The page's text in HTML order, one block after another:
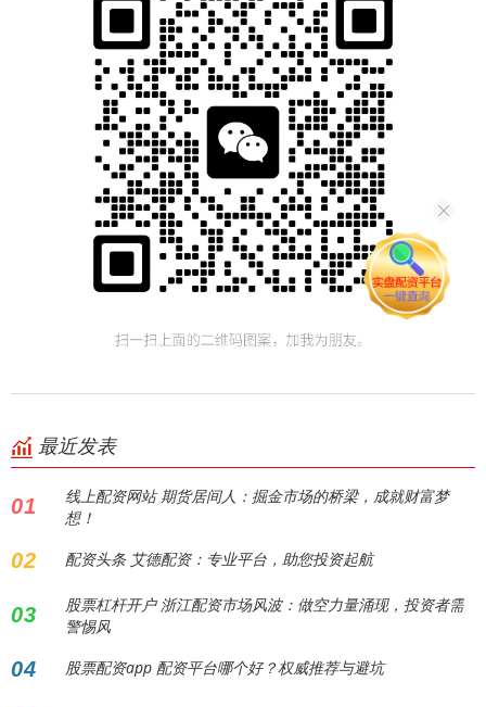
最近发表
01
线上配资网站 期货居间人：掘金市场的桥梁，成就财富梦
想！
02 配资头条 艾德配资：专业平台，助您投资起航
03
股票杠杆开户 浙江配资市场风波：做空力量涌现，投资者需
警惕风
04 股票配资app 配资平台哪个好？权威推荐与避坑